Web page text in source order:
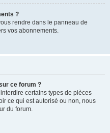
?
rendre dans le panneau de
vos abonnements.
ce forum ?
certains types de pièces
ce qui est autorisé ou non, nous
du forum.